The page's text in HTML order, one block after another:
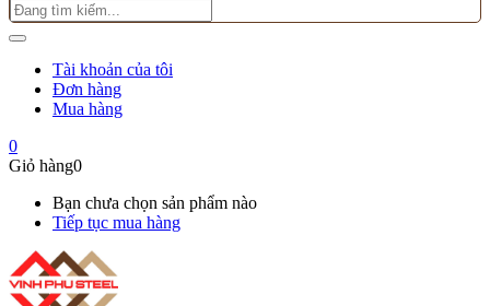
Tài khoản của tôi
Đơn hàng
Mua hàng
0
Giỏ hàng0
Bạn chưa chọn sản phẩm nào
Tiếp tục mua hàng